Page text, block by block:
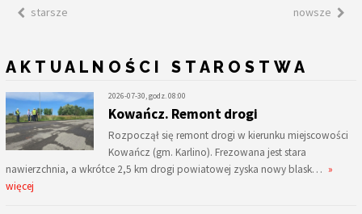
starsze nowsze
AKTUALNOŚCI STAROSTWA
2026-07-30, godz. 08:00
Kowańcz. Remont drogi
Rozpoczął się remont drogi w kierunku miejscowości
Kowańcz (gm. Karlino). Frezowana jest stara
nawierzchnia, a wkrótce 2,5 km drogi powiatowej zyska nowy blask… »
więcej